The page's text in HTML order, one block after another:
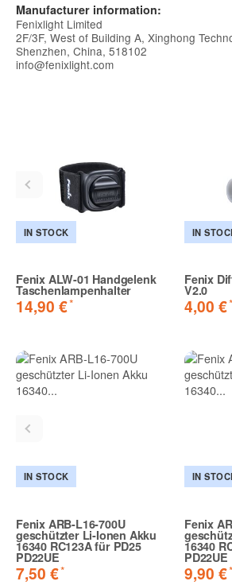
Manufacturer information:
Fenixlight Limited
2F/3F, West of Building A, Xinghong
Shenzhen, China, 518102
info@fenixlight.com
IN STOCK
Fenix ALW-01 Handgelenk
Taschenlampenhalter
14,90 €*
IN
Fenix
V2.0
4,00 €*
IN STOCK
Fenix ARB-L16-700U
geschützter Li-Ionen Akku
16340 RC123A für PD25
PD22UE
7,50 €*
IN
Fenix
16340
PD22UE
9,90 €*